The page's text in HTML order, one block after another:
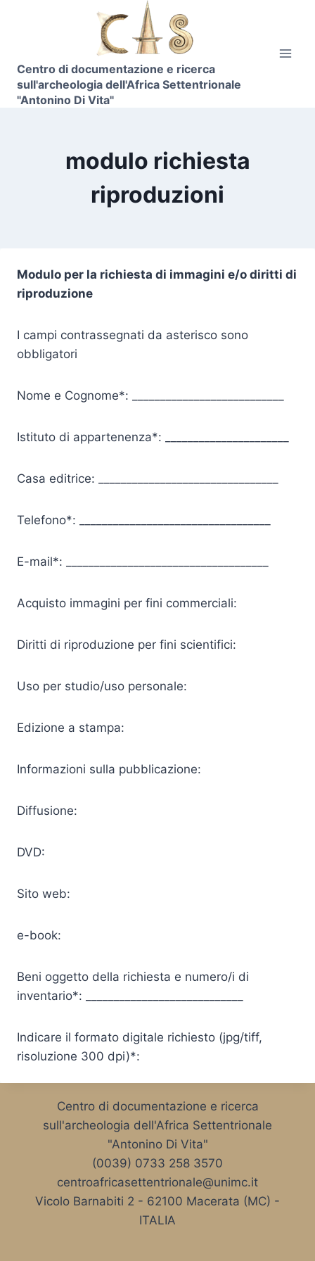
Centro di documentazione e ricerca
sull'archeologia dell'Africa Settentrionale
"Antonino Di Vita"
modulo richiesta
riproduzioni
Modulo per la richiesta di immagini e/o diritti di
riproduzione
I campi contrassegnati da asterisco sono
obbligatori
Nome e Cognome*: ___________________________
Istituto di appartenenza*: ______________________
Casa editrice: ________________________________
Telefono*: __________________________________
E-mail*: ____________________________________
Acquisto immagini per fini commerciali:
Diritti di riproduzione per fini scientifici:
Uso per studio/uso personale:
Edizione a stampa:
Informazioni sulla pubblicazione:
Diffusione:
DVD:
Sito web:
e-book:
Beni oggetto della richiesta e numero/i di
inventario*: ____________________________
Indicare il formato digitale richiesto (jpg/tiff,
risoluzione 300 dpi)*:
Centro di documentazione e ricerca
sull'archeologia dell'Africa Settentrionale
"Antonino Di Vita"
(0039) 0733 258 3570
centroafricasettentrionale@unimc.it
Vicolo Barnabiti 2 - 62100 Macerata (MC) -
ITALIA